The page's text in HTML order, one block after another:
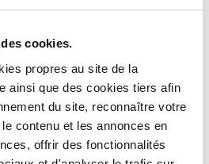
cookies.
propres au site de la
ainsi que des cookies tiers afin
du site, reconnaître votre
contenu et les annonces en
offrir des fonctionnalités
Près de la moitié
déclaré qu’ils
emploi si l’organisation
à créer une
positive, davantage que les
en raison d’un